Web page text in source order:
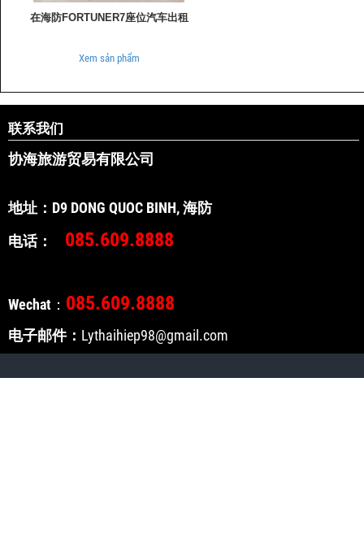
在海防FORTUNER7座位汽车出租
Xem sản phẩm
联系我们
协海旅游贸易有限公
地址：D9 DONG QUOC BINH, 海防
电话：
Wechat ： 085.609.8888
电子邮件： Lythaihiep98@gmail.com